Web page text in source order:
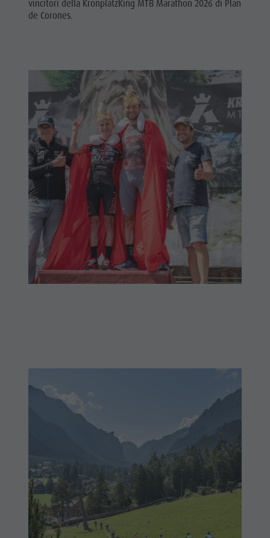
vincitori della KronplatzKing MTB Marathon 2026 di Plan
de Corones.